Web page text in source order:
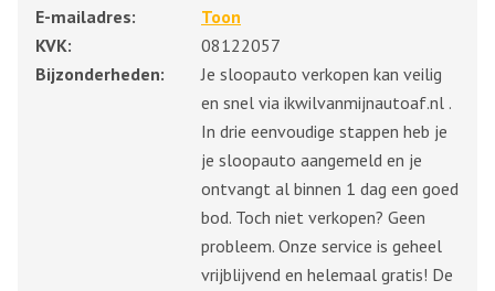
E-mailadres:
Toon
KVK:
08122057
Bijzonderheden:
Je sloopauto verkopen kan veilig
en snel via ikwilvanmijnautoaf.nl .
In drie eenvoudige stappen heb je
je sloopauto aangemeld en je
ontvangt al binnen 1 dag een goed
bod. Toch niet verkopen? Geen
probleem. Onze service is geheel
vrijblijvend en helemaal gratis! De